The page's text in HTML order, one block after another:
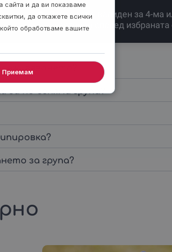
Ваучерът е валиден за 4-ма
участници според избраната
за по-голяма група?
за група?
сайта и да ви показваме
да откажете всички
обработваме вашите
Приемам